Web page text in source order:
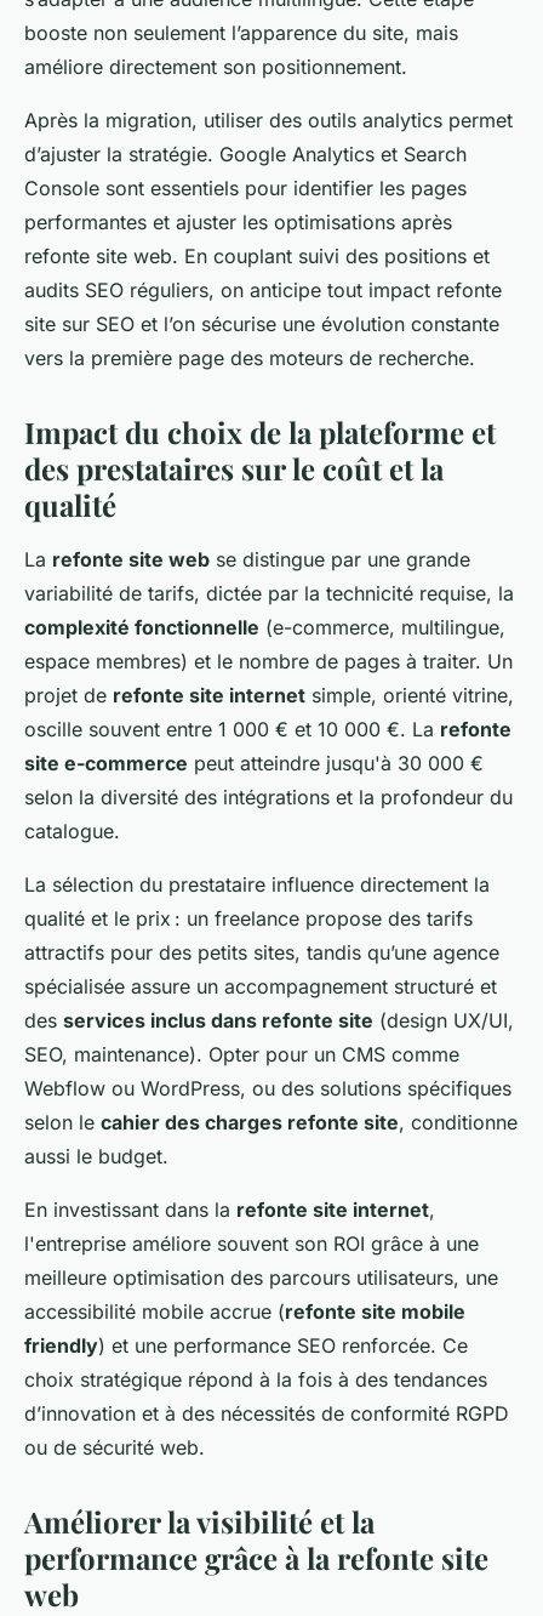
booste non seulement l’apparence du site, mais
améliore directement son positionnement.
Après la migration, utiliser des outils analytics permet
d’ajuster la stratégie. Google Analytics et Search
Console sont essentiels pour identifier les pages
performantes et ajuster les optimisations après
refonte site web. En couplant suivi des positions et
audits SEO réguliers, on anticipe tout impact refonte
site sur SEO et l’on sécurise une évolution constante
vers la première page des moteurs de recherche.
Impact du choix de la plateforme et
des prestataires sur le coût et la
qualité
La refonte site web se distingue par une grande
variabilité de tarifs, dictée par la technicité requise, la
complexité fonctionnelle (e-commerce, multilingue,
espace membres) et le nombre de pages à traiter. Un
projet de refonte site internet simple, orienté vitrine,
oscille souvent entre 1 000 € et 10 000 €. La refonte
site e-commerce peut atteindre jusqu'à 30 000 €
selon la diversité des intégrations et la profondeur du
catalogue.
La sélection du prestataire influence directement la
qualité et le prix : un freelance propose des tarifs
attractifs pour des petits sites, tandis qu’une agence
spécialisée assure un accompagnement structuré et
des services inclus dans refonte site (design UX/UI,
SEO, maintenance). Opter pour un CMS comme
Webflow ou WordPress, ou des solutions spécifiques
selon le cahier des charges refonte site, conditionne
aussi le budget.
En investissant dans la refonte site internet,
l'entreprise améliore souvent son ROI grâce à une
meilleure optimisation des parcours utilisateurs, une
accessibilité mobile accrue (refonte site mobile
friendly) et une performance SEO renforcée. Ce
choix stratégique répond à la fois à des tendances
d’innovation et à des nécessités de conformité RGPD
ou de sécurité web.
Améliorer la visibilité et la
performance grâce à la refonte site
web